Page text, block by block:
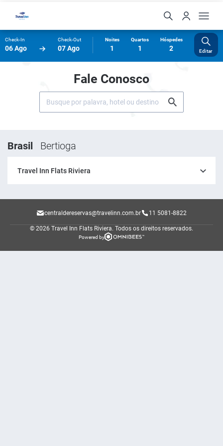
Check-In
06 Ago
Check-Out
07 Ago
Noites
1
Quartos
1
Hóspedes
2 Editar
Fale Conosco
Brasil Bertioga
Travel Inn Flats Riviera
centraldereservas@travelinn.com.br 11 5081-8822
© 2026 Travel Inn Flats Riviera. Todos os direitos reservados.
Powered by